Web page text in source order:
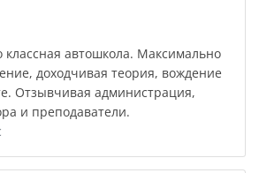
классная автошкола. Максимально
доходчивая теория, вождение
Отзывчивая администрация,
и преподаватели.